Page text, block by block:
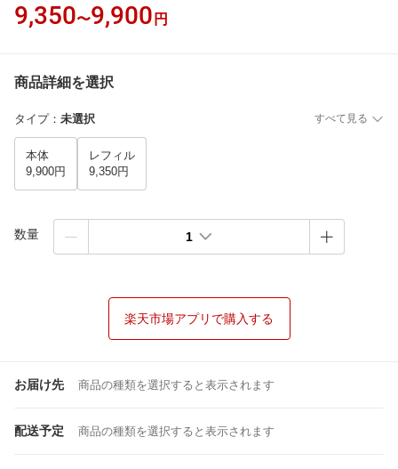
9,350〜9,900 円
商品詳細を選択
タイプ： 未選択 すべて見る
本体
9,900円
レフィル
9,350円
数量 1
楽天市場アプリで購入する
お届け先 商品の種類を選択すると表示されます
配送予定 商品の種類を選択すると表示されます